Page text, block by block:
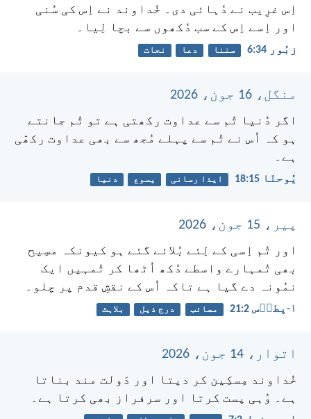
اِس غرِیب نے دُہائی دی۔ خُداوند نے اِس کی سُنی
اور اِسے اِس کے سب دُکھوں سے بچا لِیا۔
زبُور 34:‏6 سننا دعا نجات
منگل، 16 جون، 2026
اگر دُنیا تُم سے عداوت رکھتی ہے تو تُم جانتے
ہو کہ اُس نے تُم سے پہلے مُجھ سے بھی عداوت رکھّی
ہے۔
یُوحنّا 15:‏18 ایذا رسانی یسوع دنیا
پیر، 15 جون، 2026
اور تُم اِسی کے لِئے بُلائے گئے ہو کیونکہ مسِیح
بھی تُمہارے واسطے دُکھ اُٹھا کر تُمہیں ایک
نمُونہ دے گیا ہے تاکہ اُس کے نقشِ قدم پر چلو۔
۱-پطرؔس 2:‏21 مصائب درج ذیل بلاہٹ
اتوار، 14 جون، 2026
خُداوند مِسکِین کر دیتا اور دَولت مند بناتا
ہے۔ وُہی پست کرتا اور سرفراز بھی کرتا ہے۔